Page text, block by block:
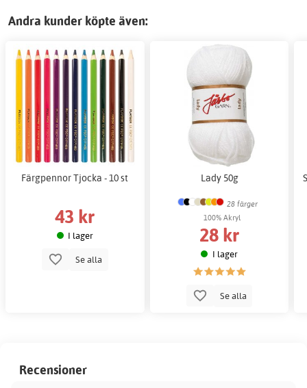
Andra kunder köpte även:
Färgpennor Tjocka - 10 st
43 kr
I lager
Se alla
Lady 50g
28 färger
100% Akryl
28 kr
I lager
Se alla
Recensioner